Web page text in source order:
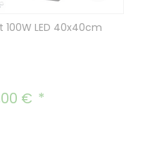
LED 40x40cm
Preis:
€